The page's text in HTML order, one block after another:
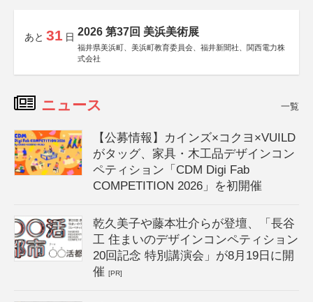
あと 31 日 2026 第37回 美浜美術展
福井県美浜町、美浜町教育委員会、福井新聞社、関西電力株
式会社
ニュース 一覧
【公募情報】カインズ×コクヨ×VUILD
がタッグ、家具・木工品デザインコン
ペティション「CDM Digi Fab
COMPETITION 2026」を初開催
乾久美子や藤本壮介らが登壇、「長谷
工 住まいのデザインコンペティション
20回記念 特別講演会」が8月19日に開
催[PR]